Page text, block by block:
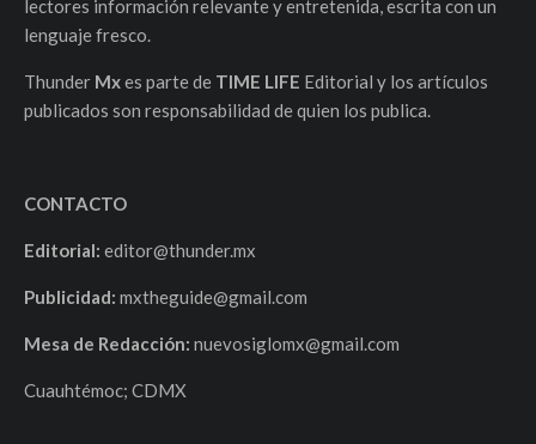
lectores información relevante y entretenida, escrita con un
lenguaje fresco.
Thunder Mxes parte de TIME LIFE Editorial y los artículos
publicados son responsabilidad de quien los publica.
CONTACTO
Editorial: editor@thunder.mx
Publicidad: mxtheguide@gmail.com
Mesa de Redacción: nuevosiglomx@gmail.com
Cuauhtémoc; CDMX